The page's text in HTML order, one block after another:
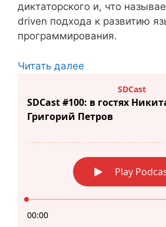
диктаторского и, что
driven подхода к развитию
программирования.
Читать далее